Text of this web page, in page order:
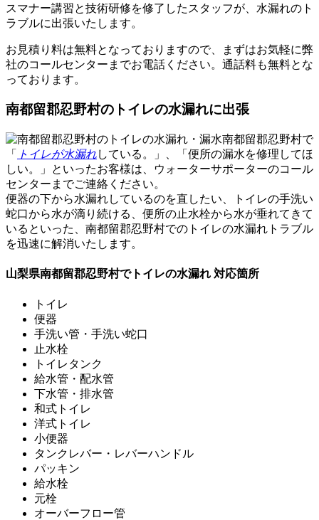
スマナー講習と技術研修を修了したスタッフが、水漏れのト
ラブルに出張いたします。
お見積り料は無料となっておりますので、まずはお気軽に弊
社のコールセンターまでお電話ください。通話料も無料とな
っております。
南都留郡忍野村のトイレの水漏れに出張
南都留郡忍野村で
「
トイレが水漏れしている。」、「便所の漏水を修理してほ
しい。」といったお客様は、ウォーターサポーターのコール
センターまでご連絡ください。
便器の下から水漏れしているのを直したい、トイレの手洗い
蛇口から水が滴り続ける、便所の止水栓から水が垂れてきて
いるといった、南都留郡忍野村でのトイレの水漏れトラブル
を迅速に解消いたします。
山梨県南都留郡忍野村でトイレの水漏れ 対応箇所
トイレ
便器
手洗い管・手洗い蛇口
止水栓
トイレタンク
給水管・配水管
下水管・排水管
和式トイレ
洋式トイレ
小便器
タンクレバー・レバーハンドル
パッキン
給水栓
元栓
オーバーフロー管